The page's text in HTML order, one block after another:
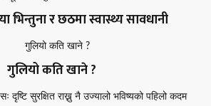
भिन्तुना र छठमा स्वास्थ्य सावधानी
गुलियो कति खाने ?